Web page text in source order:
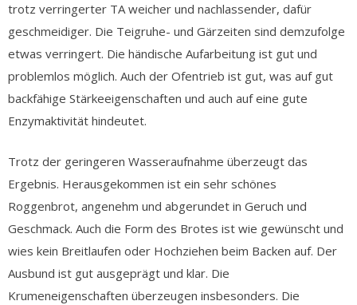
trotz verringerter TA weicher und nachlassender, dafür
geschmeidiger. Die Teigruhe- und Gärzeiten sind demzufolge
etwas verringert. Die händische Aufarbeitung ist gut und
problemlos möglich. Auch der Ofentrieb ist gut, was auf gut
backfähige Stärkeeigenschaften und auch auf eine gute
Enzymaktivität hindeutet.
Trotz der geringeren Wasseraufnahme überzeugt das
Ergebnis. Herausgekommen ist ein sehr schönes
Roggenbrot, angenehm und abgerundet in Geruch und
Geschmack. Auch die Form des Brotes ist wie gewünscht und
wies kein Breitlaufen oder Hochziehen beim Backen auf. Der
Ausbund ist gut ausgeprägt und klar. Die
Krumeneigenschaften überzeugen insbesonders. Die